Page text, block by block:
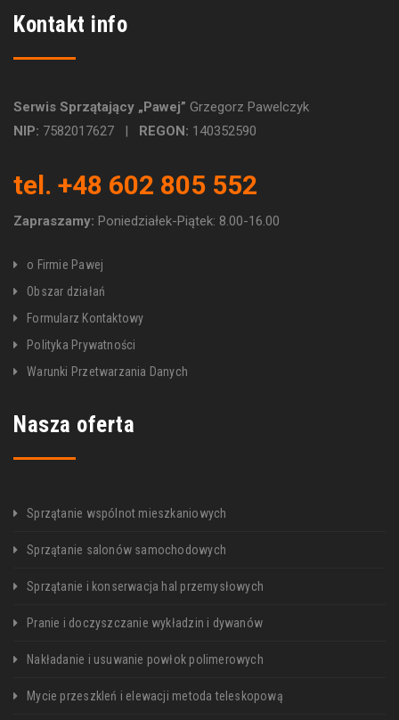
Kontakt info
Serwis Sprzątający „Pawej” Grzegorz Pawelczyk
NIP: 7582017627 | REGON: 140352590
tel. +48 602 805 552
Zapraszamy: Poniedziałek-Piątek: 8.00-16.00
o Firmie Pawej
Obszar działań
Formularz Kontaktowy
Polityka Prywatności
Warunki Przetwarzania Danych
Nasza oferta
Sprzątanie wspólnot mieszkaniowych
Sprzątanie salonów samochodowych
Sprzątanie i konserwacja hal przemysłowych
Pranie i doczyszczanie wykładzin i dywanów
Nakładanie i usuwanie powłok polimerowych
Mycie przeszkleń i elewacji metoda teleskopową